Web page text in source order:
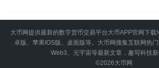
大币网提供最新的数字货币交易平台大币APP官网下
卓版、苹果IOS版、桌面版等。大币网搜集互联网热门
Web3、元宇宙等最新文章，趣写科技新
©2026大币网